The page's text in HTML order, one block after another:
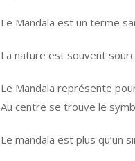
Le Mandala est un terme
La nature est souvent
Le Mandala représente
Au centre se trouve le
Le mandala est plus qu’un